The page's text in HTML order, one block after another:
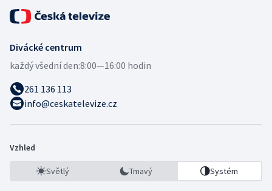
Divácké centrum
každý všední den:8:00—16:00 hodin
261 136 113
info@ceskatelevize.cz
Vzhled
Světlý Tmavý Systém